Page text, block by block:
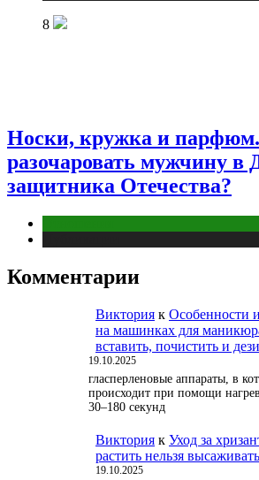
8
Носки, кружка и
разочаровать мужчину в
защитника Отечества?
Комментарии
Виктория к Особенности
на машинках для
вставить, почистить и
19.10.2025
гласперленовые аппараты, в
происходит при помощи
30–180 секунд
Виктория к Уход за
растить нельзя высаживать
19.10.2025